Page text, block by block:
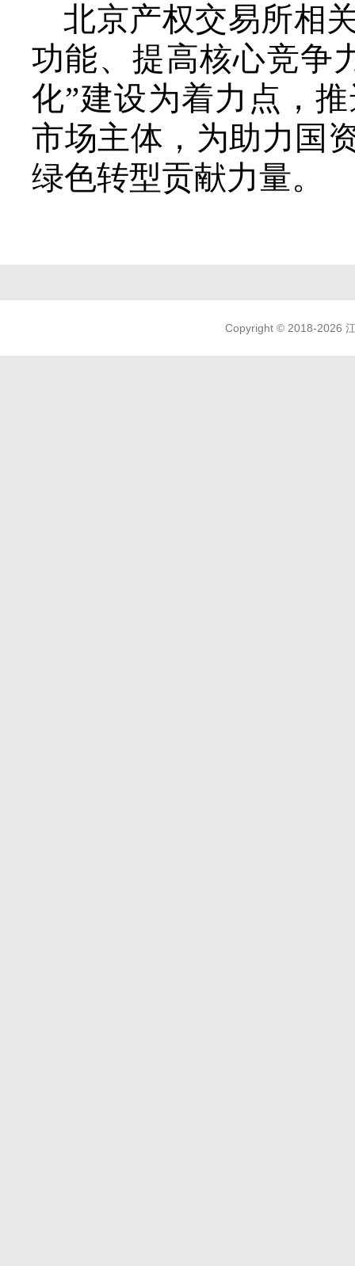
北京产权交易所相
功能、提高核心竞争
化”建设为着力点，
市场主体，为助力国
绿色转型贡献力量。
Copyright © 2018-2026